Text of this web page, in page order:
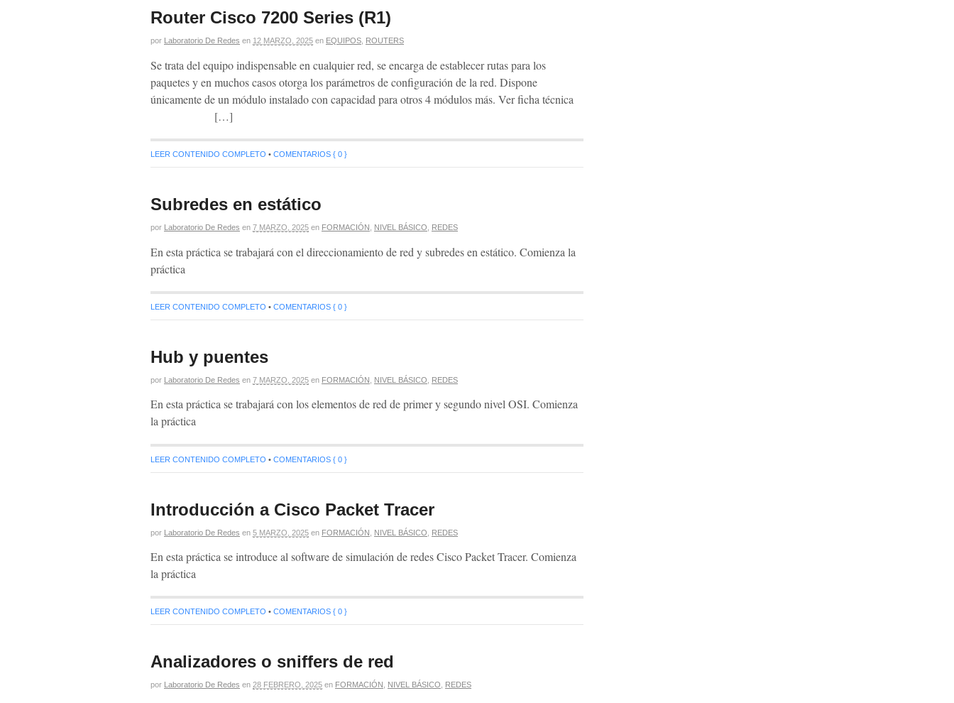
Router Cisco 7200 Series (R1)
por Laboratorio De Redes en 12 MARZO, 2025 en EQUIPOS, ROUTERS
Se trata del equipo indispensable en cualquier red, se encarga de establecer rutas para los
paquetes y en muchos casos otorga los parámetros de configuración de la red. Dispone
únicamente de un módulo instalado con capacidad para otros 4 módulos más. Ver ficha técnica
[…]
LEER CONTENIDO COMPLETO • COMENTARIOS { 0 }
Subredes en estático
por Laboratorio De Redes en 7 MARZO, 2025 en FORMACIÓN NIVEL BÁSICO REDES
En esta práctica se trabajará con el direccionamiento de red y subredes en estático. Comienza la
práctica
LEER CONTENIDO COMPLETO • COMENTARIOS { 0 }
Hub y puentes
por Laboratorio De Redes en 7 MARZO, 2025 en FORMACIÓN NIVEL BÁSICO REDES
En esta práctica se trabajará con los elementos de red de primer y segundo nivel OSI. Comienza
la práctica
LEER CONTENIDO COMPLETO • COMENTARIOS { 0 }
Introducción a Cisco Packet Tracer
por Laboratorio De Redes en 5 MARZO, 2025 en FORMACIÓN NIVEL BÁSICO REDES
En esta práctica se introduce al software de simulación de redes Cisco Packet Tracer. Comienza
la práctica
LEER CONTENIDO COMPLETO • COMENTARIOS { 0 }
Analizadores o sniffers de red
por Laboratorio De Redes en 28 FEBRERO, 2025 en FORMACIÓN NIVEL BÁSICO REDES